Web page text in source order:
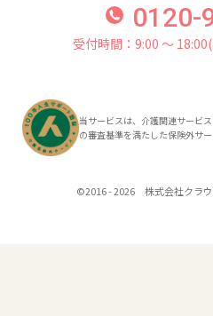
0120-
受付時間：9:00 〜
当サービスは、介護関連サービ
の審査基準を満たした保険外サ
©2016 - 2026 株式会社クラ